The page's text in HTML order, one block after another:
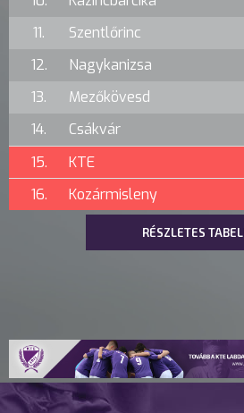
11.
Szentlőrinc
12.
Nagykanizsa
13.
Mezőkövesd
14.
Csákvár
15.
KTE
16.
Kozármisleny
RÉSZLETES